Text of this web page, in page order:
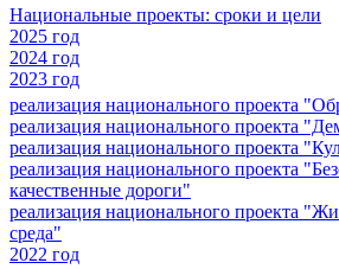
Национальные проекты: сроки и цели
2025 год
2024 год
2023 год
реализация национального проекта
реализация национального проекта
реализация национального проекта
реализация национального проекта
качественные дороги"
реализация национального проекта
среда"
2022 год